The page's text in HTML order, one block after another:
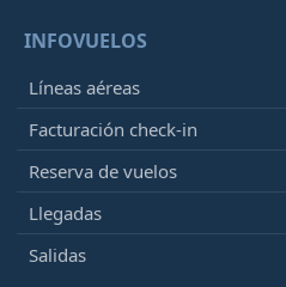
INFOVUELOS
Líneas aéreas
Facturación check-in
Reserva de vuelos
Llegadas
Salidas